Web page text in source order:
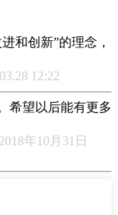
和创新”的理念，
12:22
希望以后能有更多
年10月31日